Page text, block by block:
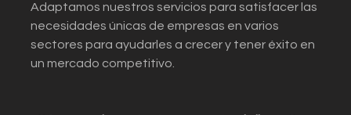
Adaptamos nuestros servicios para satisfacer las
necesidades únicas de empresas en varios
sectores para ayudarles a crecer y tener éxito en
un mercado competitivo.